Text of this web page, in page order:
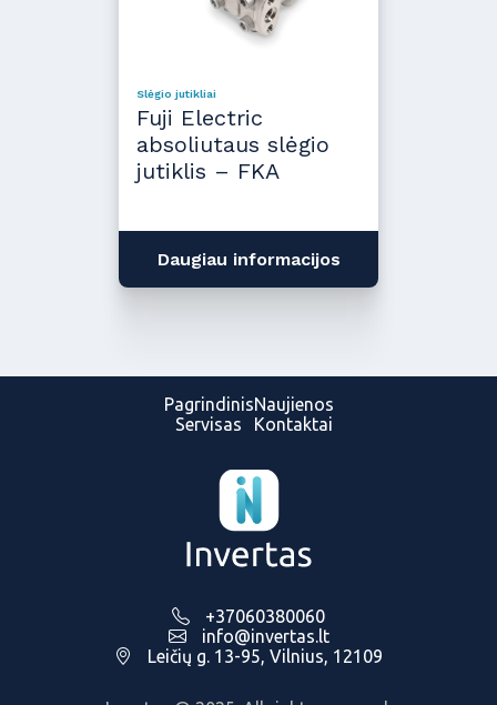
Slėgio jutikliai
Fuji Electric
absoliutaus slėgio
jutiklis – FKA
Daugiau informacijos
Pagrindinis
Servisas
Naujienos
Kontaktai
+37060380060
info@invertas.lt
Leičių g. 13-95, Vilnius, 12109